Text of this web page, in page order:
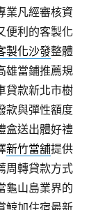
業凡經審核資
便利的客製化
製化沙發整體
雄當鋪推薦規
貸款新北市樹
款與彈性額度
盒送出體好禮
新竹當舖提供
周轉貸款方式
龜山島業界的
鯨加住宿最新